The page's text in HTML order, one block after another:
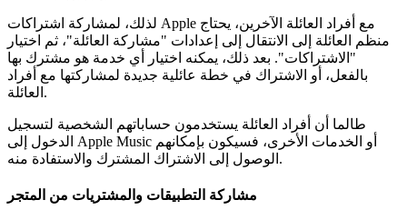
لذلك، لمشاركة اشتراكات Apple مع أفراد العائلة الآخرين، يحتاج
منظم العائلة إلى الانتقال إلى إعدادات "مشاركة العائلة"، ثم اختيار
"الاشتراكات". بعد ذلك، يمكنه اختيار أي خدمة هو مشترك بها
بالفعل، أو الاشتراك في خطة عائلية جديدة لمشاركتها مع أفراد
العائلة.
طالما أن أفراد العائلة يستخدمون حساباتهم الشخصية لتسجيل
الدخول إلى Apple Music أو الخدمات الأخرى، فسيكون بإمكانهم
الوصول إلى الاشتراك المشترك والاستفادة منه.
مشاركة التطبيقات والمشتريات من المتجر